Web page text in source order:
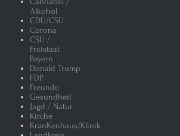
Alkohol
CDU/CSU
Corona
CSU /
Freistaat
Bayern
Donald Trump
FDP
Freunde
Gesundheit
Jagd / Natur
Kirche
KranKenhaus/Klinik